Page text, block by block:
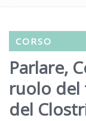
CORSO
Parlare,
ruolo del
del